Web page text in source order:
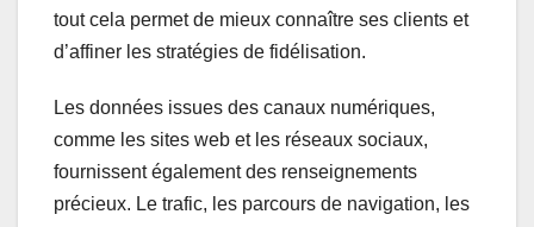
tout cela permet de mieux connaître ses clients et
d’affiner les stratégies de fidélisation.
Les données issues des canaux numériques,
comme les sites web et les réseaux sociaux,
fournissent également des renseignements
précieux. Le trafic, les parcours de navigation, les